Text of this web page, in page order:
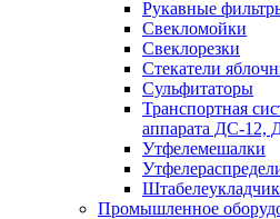
Рукавные
Свекломойки
Свеклорезки
Стекатели
Сульфитаторы
Транспортная
аппарата ДС-12,
Утфелемешалки
Промышленное